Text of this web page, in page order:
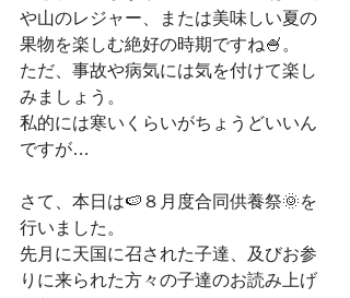
や山のレジャー、または美味しい夏の
果物を楽しむ絶好の時期ですね🍧。
ただ、事故や病気には気を付けて楽し
みましょう。
私的には寒いくらいがちょうどいいん
ですが…
さて、本日は🍉８月度合同供養祭🌞を
行いました。
先月に天国に召された子達、及びお参
りに来られた方々の子達のお読み上げ